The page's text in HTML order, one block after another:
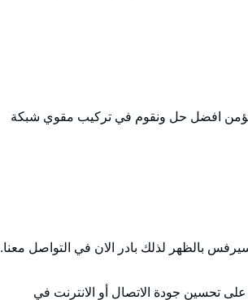
افضل حل ونقوم في تركيب مقوي شبكة
بالظهر لذلك بادر الان في التواصل معنا.
تحسين جودة الاتصال أو الانترنت في